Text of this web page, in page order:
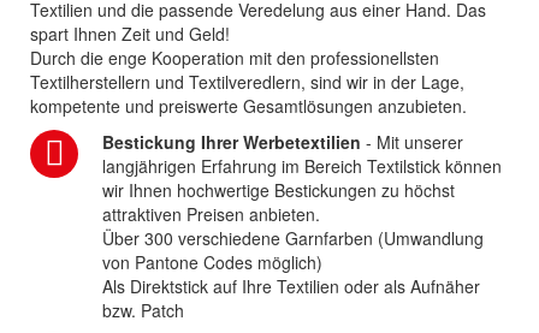
Textilien und die passende Veredelung aus einer Hand. Das
spart Ihnen Zeit und Geld!
Durch die enge Kooperation mit den professionellsten
Textilherstellern und Textilveredlern, sind wir in der Lage,
kompetente und preiswerte Gesamtlösungen anzubieten.
Bestickung Ihrer Werbetextilien - Mit unserer
langjährigen Erfahrung im Bereich Textilstick können
wir Ihnen hochwertige Bestickungen zu höchst
attraktiven Preisen anbieten.
Über 300 verschiedene Garnfarben (Umwandlung
von Pantone Codes möglich)
Als Direktstick auf Ihre Textilien oder als Aufnäher
bzw. Patch